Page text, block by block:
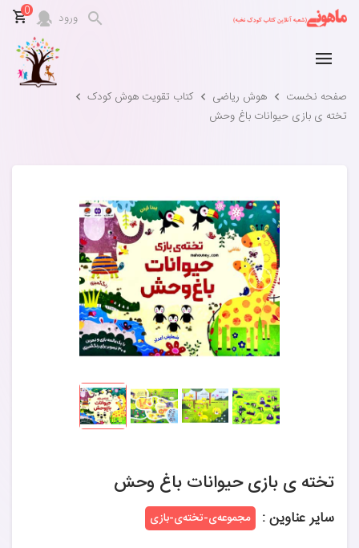
ورود 0
صفحه نخست هوش ریاضی
کتاب تقویت هوش کودک
تخته ی بازی حیوانات باغ وحش
تخته ی بازی حیوانات باغ وحش
سایر عناوین : مجموعه‌ی-تخته‌ی-بازی